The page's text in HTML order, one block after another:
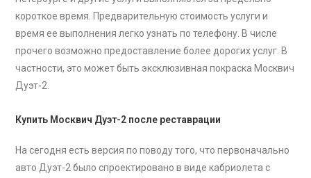
короткое время. Предварительную стоимость услуги и
время ее выполнения легко узнать по телефону. В числе
прочего возможно предоставление более дорогих услуг. В
частности, это может быть эксклюзивная покраска Москвич
Дуэт-2.
Купить Москвич Дуэт-2 после реставрации
На сегодня есть версия по поводу того, что первоначально
авто Дуэт-2 было спроектировано в виде кабриолета с